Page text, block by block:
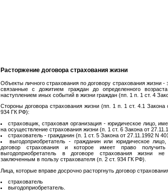
Расторжение договора страхования жизни
Объекты личного страхования по договору страхования жизни
связанные с дожитием граждан до определенного
наступлением иных событий в жизни граждан (пп. 1 п. 1 ст. 4
Стороны договора страхования жизни (пп. 1 п. 1 ст. 4.1 Закона
934 ГК РФ):
страховщик, страховая организация - юридическое лицо,
на осуществление страхования жизни (п. 1 ст. 6 Закона от
страхователь - гражданин (п. 1 ст. 5 Закона от 27.11.1992 N
выгодоприобретатель - гражданин или юридическое
договор страхования и которое имеет право
выгодоприобретатель в договоре страхования жизни не
заключенным в пользу страхователя (п. 2 ст. 934 ГК РФ).
Лица, которые вправе досрочно расторгнуть договор
страхователь
выгодоприобретатель.